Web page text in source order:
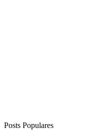
Posts Populares